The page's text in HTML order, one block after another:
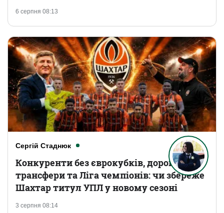
6 серпня 08:13
Сергій Стаднюк
3 серпня 08:14
Конкуренти без єврокубків, дорогі
трансфери та Ліга чемпіонів: чи збереже
Шахтар титул УПЛ у новому сезоні